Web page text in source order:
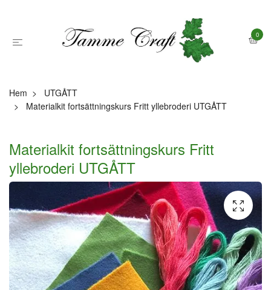
0
Hem
UTGÅTT
Materialkit fortsättningskurs Fritt yllebroderi UTGÅTT
Materialkit fortsättningskurs Fritt
yllebroderi UTGÅTT